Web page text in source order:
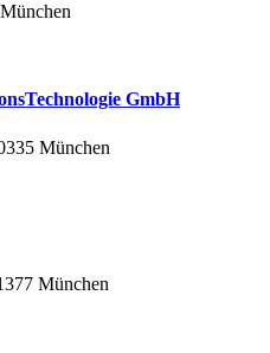
GmbH
München
München